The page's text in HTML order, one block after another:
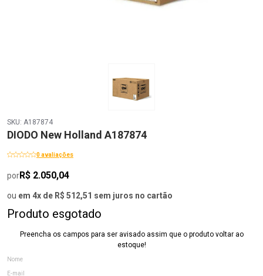
SKU: A187874
DIODO New Holland A187874
0 avaliações
porR$ 2.050,04
ou em 4x de R$ 512,51 sem juros no cartão
Produto esgotado
Preencha os campos para ser avisado assim que o produto voltar ao
estoque!